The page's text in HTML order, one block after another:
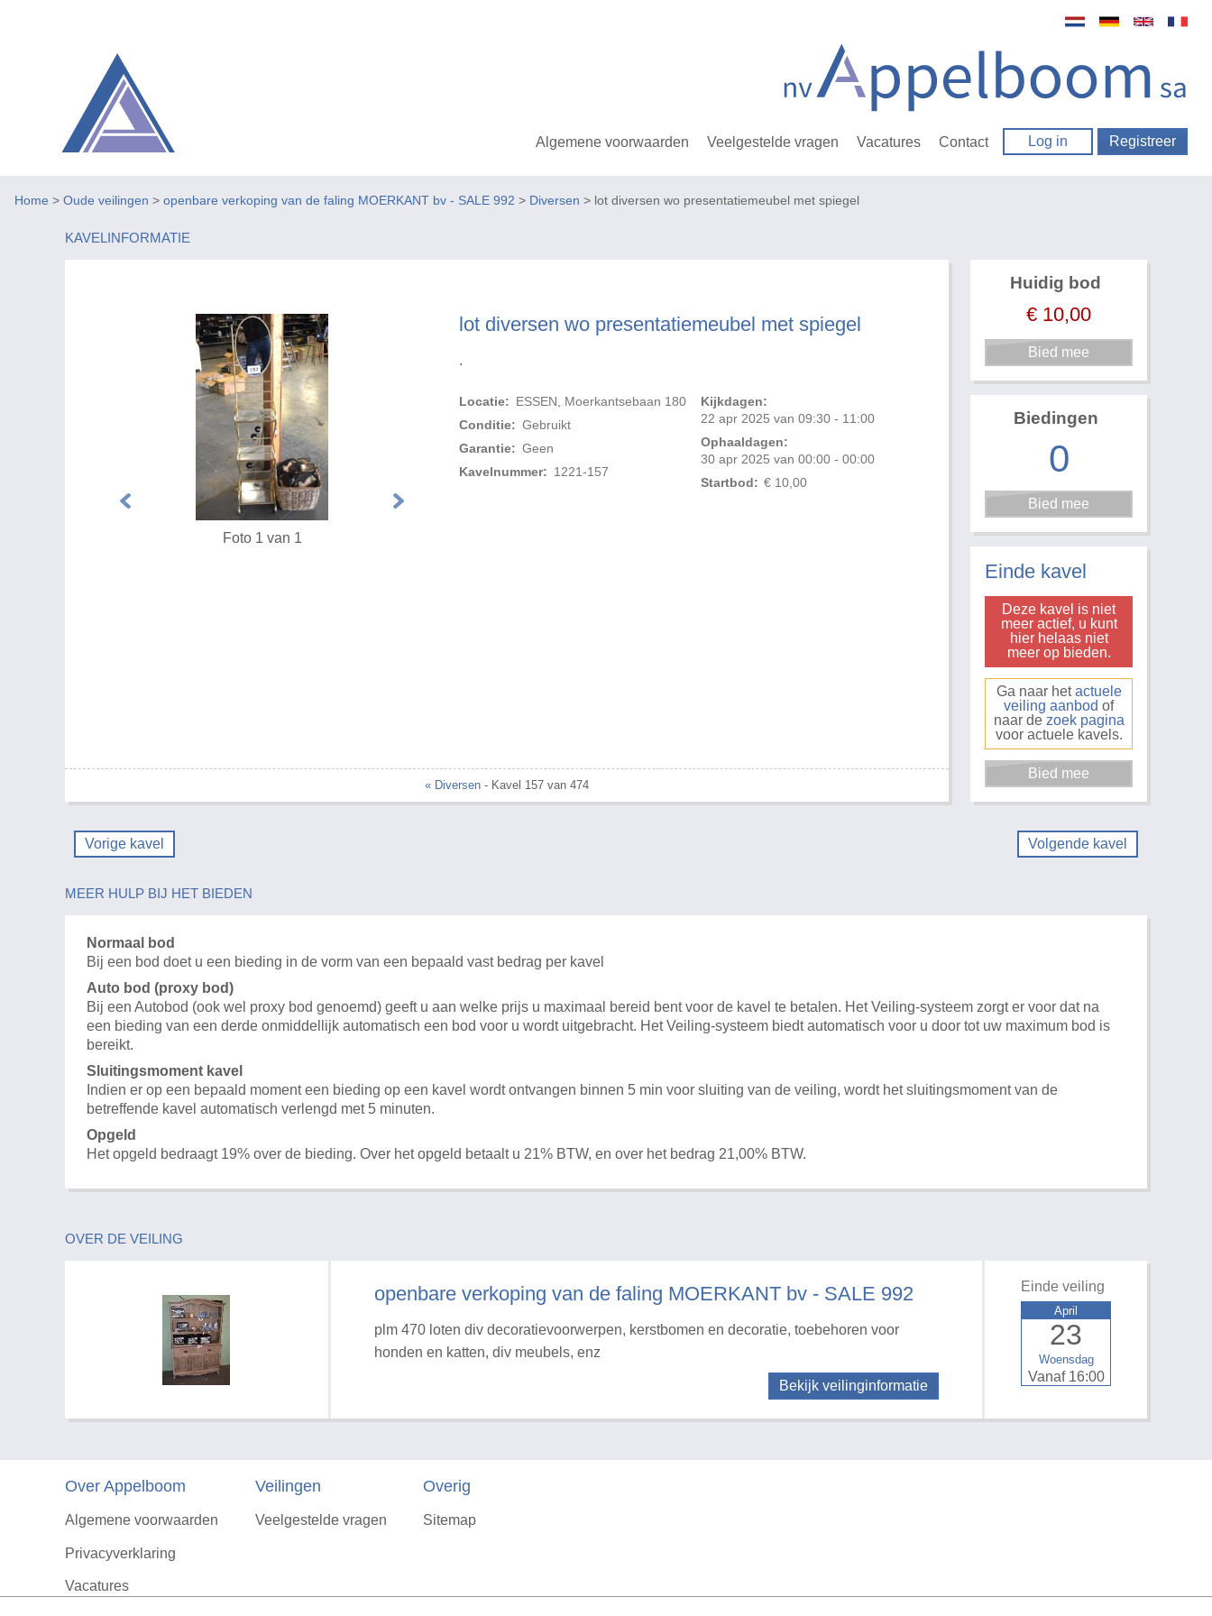
Algemene voorwaarden Veelgestelde vragen Vacatures Contact Log in Registreer
Home > Oude veilingen > openbare verkoping van de faling MOERKANT bv - SALE 992 > Diversen > lot diversen wo presentatiemeubel met spiegel
KAVELINFORMATIE
lot diversen wo presentatiemeubel met spiegel
.
Locatie: ESSEN, Moerkantsebaan 180
Conditie: Gebruikt
Garantie: Geen
Kavelnummer: 1221-157
Kijkdagen:
22 apr 2025 van 09:30 - 11:00
Ophaaldagen:
30 apr 2025 van 00:00 - 00:00
Startbod: € 10,00
Foto 1 van 1
« Diversen - Kavel 157 van 474
Huidig bod
€ 10,00
Biedingen
0
Einde kavel
Deze kavel is niet
meer actief, u kunt
hier helaas niet
meer op bieden.
Ga naar hetactuele
veiling aanbod of
naar de zoek pagina
voor actuele kavels.
Vorige kavel Volgende kavel
MEER HULP BIJ HET BIEDEN
Normaal bod
Bij een bod doet u een bieding in de vorm van een bepaald vast bedrag per kavel
Auto bod (proxy bod)
Bij een Autobod (ook wel proxy bod genoemd) geeft u aan welke prijs u maximaal bereid bent voor de kavel te betalen. Het Veiling-systeem zorgt er voor dat na
een bieding van een derde onmiddellijk automatisch een bod voor u wordt uitgebracht. Het Veiling-systeem biedt automatisch voor u door tot uw maximum bod is
bereikt.
Sluitingsmoment kavel
Indien er op een bepaald moment een bieding op een kavel wordt ontvangen binnen 5 min voor sluiting van de veiling, wordt het sluitingsmoment van de
betreffende kavel automatisch verlengd met 5 minuten.
Opgeld
Het opgeld bedraagt 19% over de bieding. Over het opgeld betaalt u 21% BTW, en over het bedrag 21,00% BTW.
OVER DE VEILING
openbare verkoping van de faling MOERKANT bv - SALE 992
plm 470 loten div decoratievoorwerpen, kerstbomen en decoratie, toebehoren voor
honden en katten, div meubels, enz
Bekijk veilinginformatie
Einde veiling
Woensdag
23
April
Vanaf 16:00
Over Appelboom
Algemene voorwaarden
Privacyverklaring
Vacatures
Veilingen
Veelgestelde vragen
Overig
Sitemap